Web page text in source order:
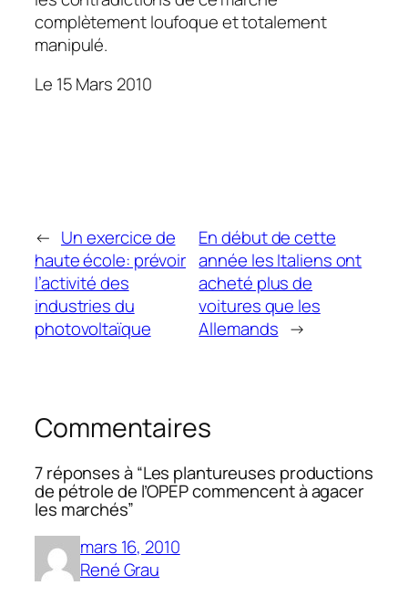
complètement loufoque et totalement
manipulé.
Le 15 Mars 2010
← Un exercice de
haute école: prévoir
l’activité des
industries du
photovoltaïque
En début de cette
année les Italiens ont
acheté plus de
voitures que les
Allemands →
Commentaires
7 réponses à “Les plantureuses productions
de pétrole de l’OPEP commencent à agacer
les marchés”
mars 16, 2010
René Grau